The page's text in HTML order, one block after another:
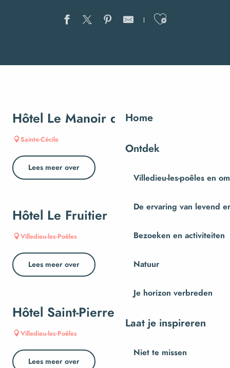
Home
Ontdek
Villedieu-les-poêles en
De ervaring van levend
Bezoeken en activiteiten
Natuur
Je horizon verbreden
Laat je inspireren
Niet te missen
Ajouter
Hôtel Le Manoir de l'Acherie
Sainte-Cécile
Lees meer over
Hôtel Le Fruitier
Villedieu-les-Poêles
Lees meer over
Hôtel Saint-Pierre
Villedieu-les-Poêles
Lees meer over